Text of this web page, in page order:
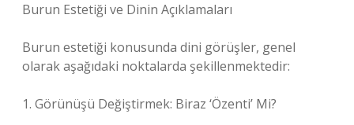
Burun Estetiği ve Dinin Açıklamaları
Burun estetiği konusunda dini görüşler, genel
olarak aşağıdaki noktalarda şekillenmektedir:
1. Görünüşü Değiştirmek: Biraz ‘Özenti’ Mi?